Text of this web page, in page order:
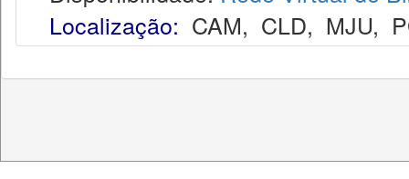
Localização: CAM, CLD, MJU,